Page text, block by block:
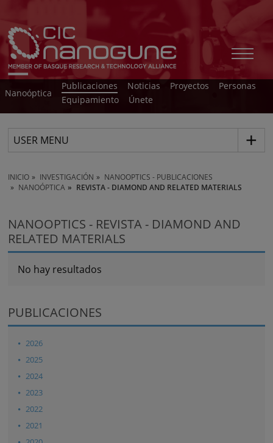
Nanoóptica
Publicaciones Noticias Proyectos
Personas
Equipamiento
Únete
USER MENU
INICIO INVESTIGACIÓN
NANOOPTICS - PUBLICACIONES
NANOÓPTICA
REVISTA - DIAMOND AND RELATED MATERIALS
NANOOPTICS - REVISTA - DIAMOND AND
RELATED MATERIALS
No hay resultados
PUBLICACIONES
2026
2025
2024
2023
2022
2021